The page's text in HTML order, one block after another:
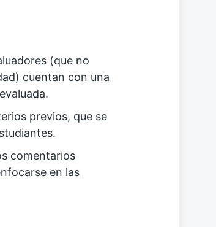
(que no
cuentan con una
previos, que se
comentarios
en las